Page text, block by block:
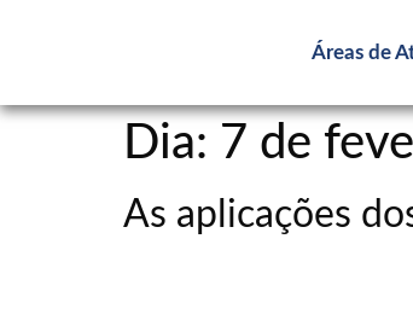
Áreas de
Dia: 7 de
As aplicações